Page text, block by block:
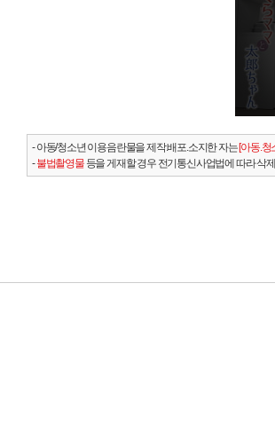
- 아동/청소년 이용음란물을 제작.배포.소지한 자는[아동.청
-불법촬영물 등을 게재할 경우 전기통신사업법에 따라 삭